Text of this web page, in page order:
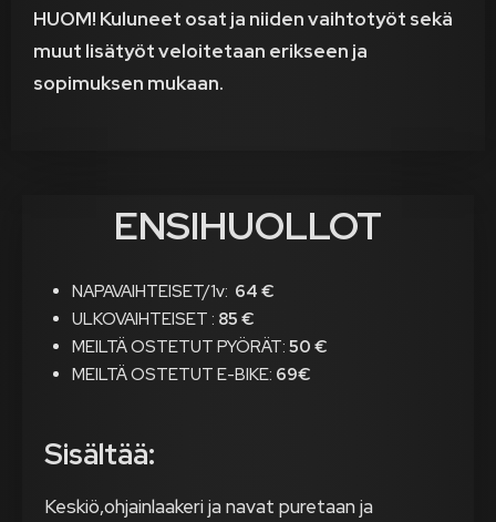
HUOM! Kuluneet osat ja niiden vaihtotyöt sekä
muut lisätyöt veloitetaan erikseen ja
sopimuksen mukaan.
ENSIHUOLLOT
NAPAVAIHTEISET/1v: 64 €
ULKOVAIHTEISET : 85 €
MEILTÄ OSTETUT PYÖRÄT: 50 €
MEILTÄ OSTETUT E-BIKE: 69€
Sisältää:
Keskiö,ohjainlaakeri ja navat puretaan ja